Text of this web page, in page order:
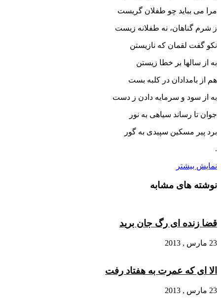
مرا می بباید چو طفلان گریست
ز شرم گناهان، نه طفلانه زیست
نکو گفت لقمان که نازیستن
به از سالها بر خطا زیستن
هم از بامدادان در کلبه بست
به از سود و سرمایه دادن ز دست
جوان تا رساند سیاهی به نور
برد پیر مسکین سپیدی به گور
.
نمایش بیشتر
نوشته های مشابه
قضا زنده ای رگ جان برید
23 مارس , 2013
الا ای که عمرت به هفتاد رفت
23 مارس , 2013